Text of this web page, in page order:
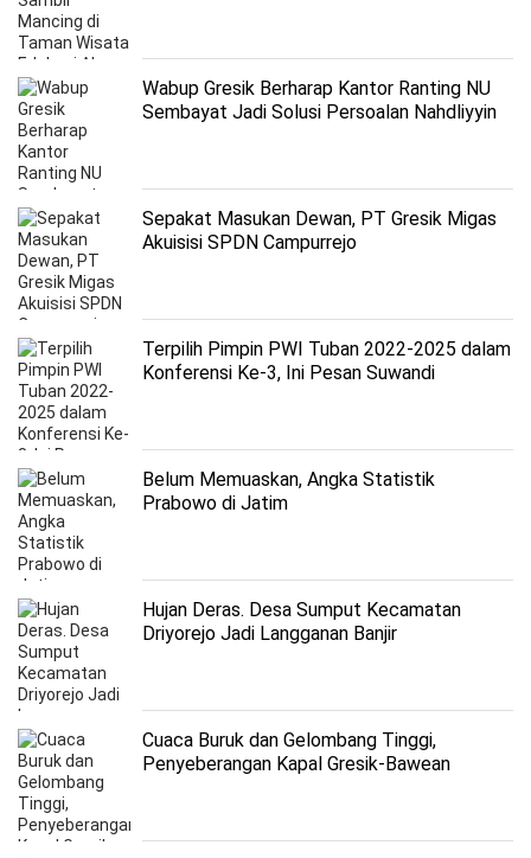
Wabup Gresik Berharap Kantor Ranting NU
Sembayat Jadi Solusi Persoalan Nahdliyyin
Sepakat Masukan Dewan, PT Gresik Migas
Akuisisi SPDN Campurrejo
Terpilih Pimpin PWI Tuban 2022-2025 dalam
Konferensi Ke-3, Ini Pesan Suwandi
Belum Memuaskan, Angka Statistik
Prabowo di Jatim
Hujan Deras. Desa Sumput Kecamatan
Driyorejo Jadi Langganan Banjir
Cuaca Buruk dan Gelombang Tinggi,
Penyeberangan Kapal Gresik-Bawean